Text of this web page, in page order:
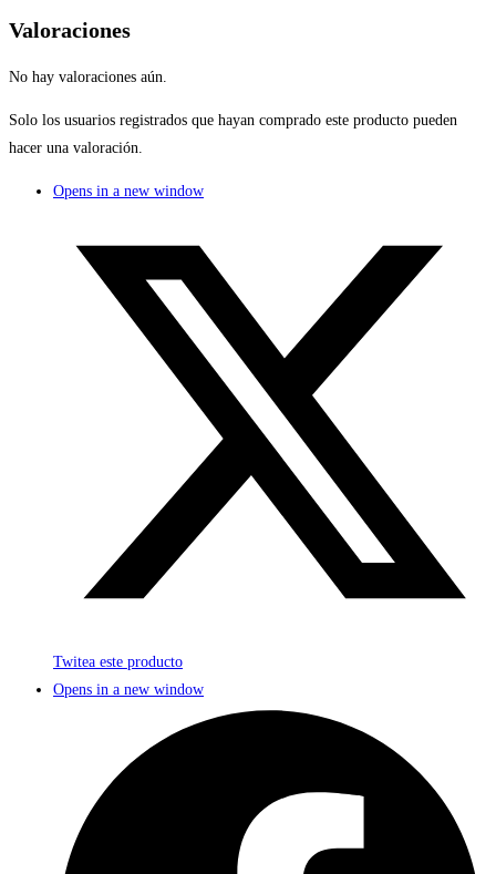
Valoraciones
No hay valoraciones aún.
Solo los usuarios registrados que hayan comprado este producto pueden
hacer una valoración.
Opens in a new window
Twitea este producto
Opens in a new window